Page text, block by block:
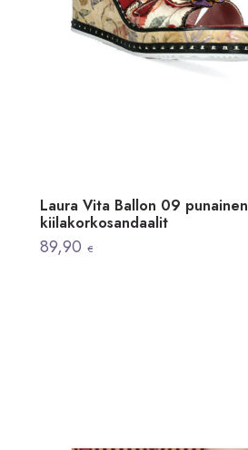
Laura Vita Ballon 09 punainen
kiilakorkosandaalit
89,90€